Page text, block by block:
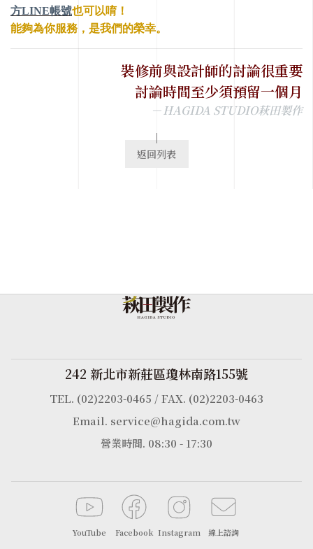
⽅LINE帳號也可以唷！
能夠為你服務，是我們的榮幸。
裝修前與設計師的討論很重要
討論時間至少須預留一個月
－HAGIDA STUDIO萩田製作
返回列表
242 新北市新莊區瓊林南路155號
TEL. (02)2203-0465 / FAX. (02)2203-0463
Email. service@hagida.com.tw
營業時間. 08:30 - 17:30
YouTube Facebook Instagram 線上諮詢